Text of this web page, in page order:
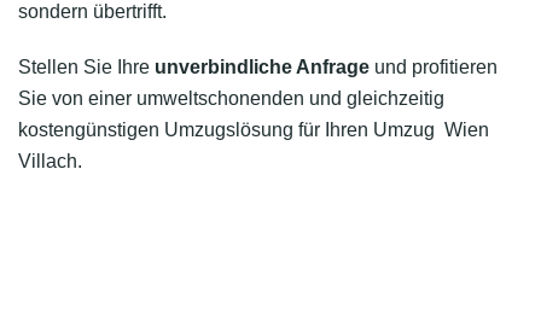
sondern übertrifft.
Stellen Sie Ihre unverbindliche Anfrage und profitieren
Sie von einer umweltschonenden und gleichzeitig
kostengünstigen Umzugslösung für Ihren Umzug Wien
Villach.